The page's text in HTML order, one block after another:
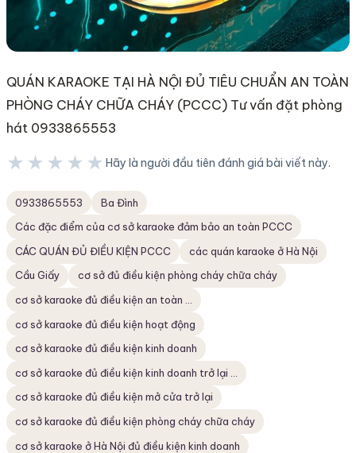
QUÁN KARAOKE TẠI HÀ NỘI ĐỦ TIÊU CHUẨN AN TOÀN
PHÒNG CHÁY CHỮA CHÁY (PCCC) Tư vấn đặt phòng
hát 0933865553
★★★★★ Hãy là người đầu tiên đánh giá bài viết này.
0933865553
Ba Đình
Các đặc điểm của cơ sở karaoke đảm bảo an toàn PCCC
CÁC QUÁN ĐỦ ĐIỀU KIỆN PCCC
các quán karaoke ở Hà Nội
Cầu Giấy
cơ sở đủ điều kiện phòng cháy chữa cháy
cơ sở karaoke đủ điều kiện an toàn ...
cơ sở karaoke đủ điều kiện hoạt động
cơ sở karaoke đủ điều kiện kinh doanh
cơ sở karaoke đủ điều kiện kinh doanh trở lại ...
cơ sở karaoke đủ điều kiện mở cửa trở lại
cơ sở karaoke đủ điều kiện phòng cháy chữa cháy
cơ sở karaoke ở Hà Nội đủ điều kiện kinh doanh